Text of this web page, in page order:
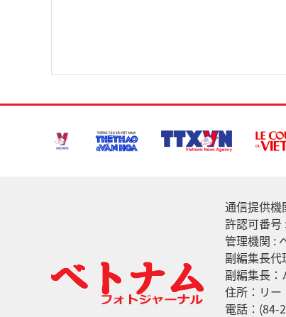
通信提供機
許認可番号
管理機関 :
副編集長代
副編集長：
住所：リー
電話：(84-